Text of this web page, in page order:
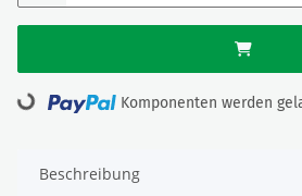
Loading... Komponenten werden
Beschreibung